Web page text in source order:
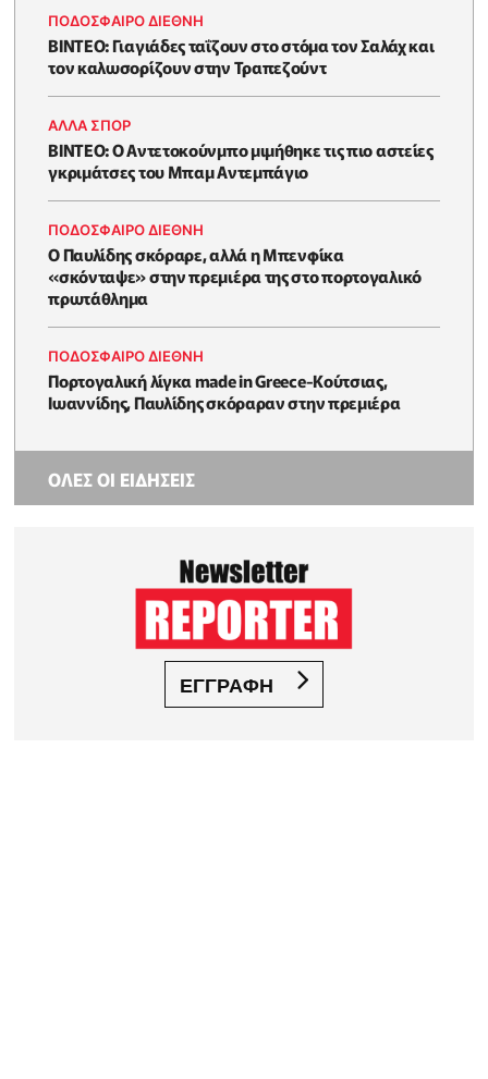
ΠΟΔΟΣΦΑΙΡΟ ΔΙΕΘΝΗ
ΒΙΝΤΕΟ: Γιαγιάδες ταΐζουν στο στόμα τον Σαλάχ και
τον καλωσορίζουν στην Τραπεζούντ
ΑΛΛΑ ΣΠΟΡ
ΒΙΝΤΕΟ: Ο Αντετοκούνμπο μιμήθηκε τις πιο αστείες
γκριμάτσες του Μπαμ Αντεμπάγιο
ΠΟΔΟΣΦΑΙΡΟ ΔΙΕΘΝΗ
Ο Παυλίδης σκόραρε, αλλά η Μπενφίκα
«σκόνταψε» στην πρεμιέρα της στο πορτογαλικό
πρωτάθλημα
ΠΟΔΟΣΦΑΙΡΟ ΔΙΕΘΝΗ
Πορτογαλική λίγκα made in Greece-Κούτσιας,
Ιωαννίδης, Παυλίδης σκόραραν στην πρεμιέρα
ΟΛΕΣ ΟΙ ΕΙΔΗΣΕΙΣ
ΕΓΓΡΑΦΗ